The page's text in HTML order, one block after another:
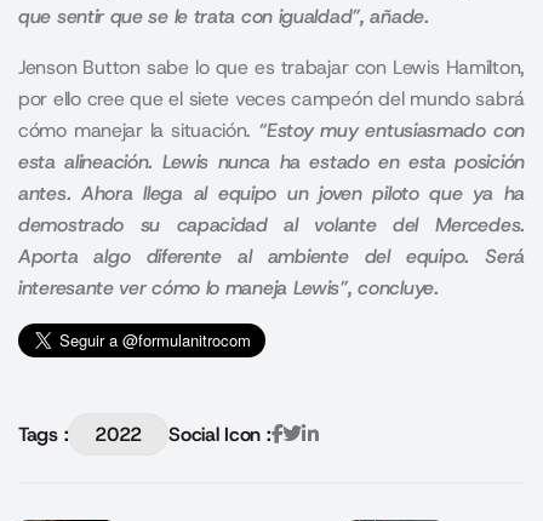
que sentir que se le trata con igualdad”, añade.
Jenson Button sabe lo que es trabajar con Lewis Hamilton,
por ello cree que el siete veces campeón del mundo sabrá
cómo manejar la situación. “Estoy muy entusiasmado con
esta alineación. Lewis nunca ha estado en esta posición
antes. Ahora llega al equipo un joven piloto que ya ha
demostrado su capacidad al volante del Mercedes.
Aporta algo diferente al ambiente del equipo. Será
interesante ver cómo lo maneja Lewis”, concluye.
Tags : 2022 Social Icon :